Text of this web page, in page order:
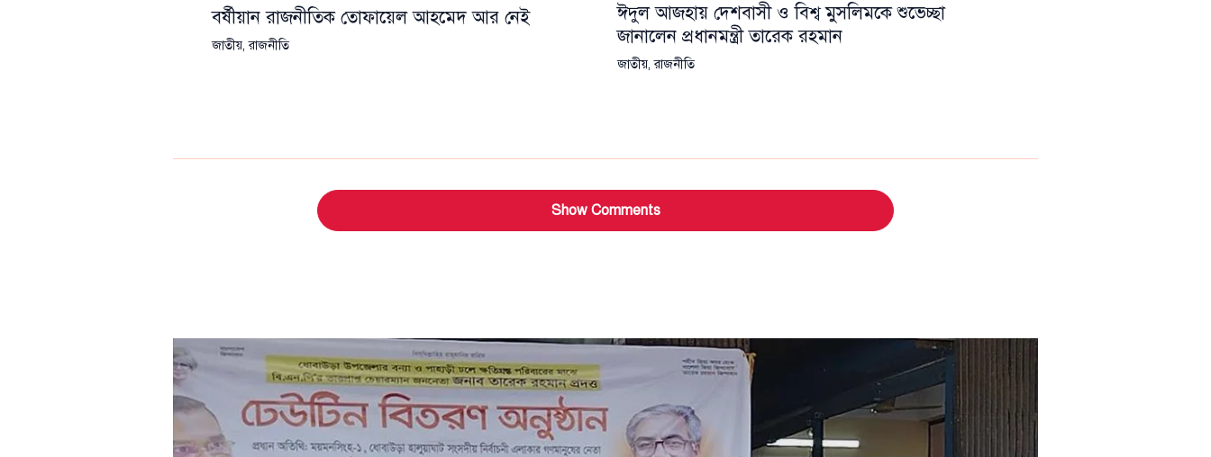
বর্ষীয়ান রাজনীতিক তোফায়েল আহমেদ আর নেই
জাতীয়,রাজনীতি
ঈদুল আজহায় দেশবাসী ও বিশ্ব মুসলিমকে শুভেচ্ছা
জানালেন প্রধানমন্ত্রী তারেক রহমান
জাতীয়,রাজনীতি
Show Comments